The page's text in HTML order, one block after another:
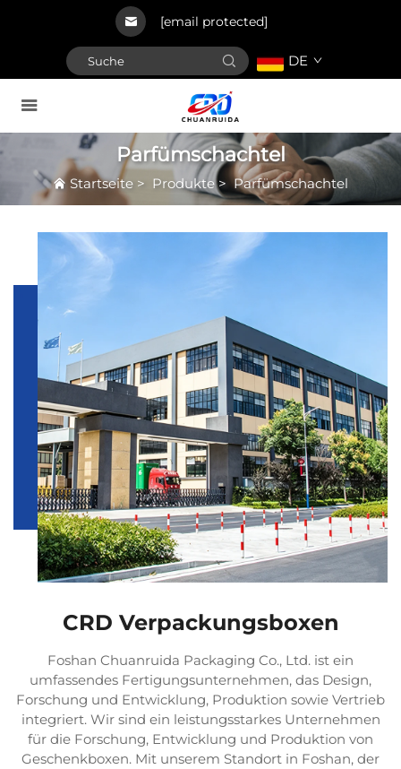
[email protected]
DE
Parfümschachtel
Startseite > Produkte>Parfümschachtel
CRD Verpackungsboxen
Foshan Chuanruida Packaging Co., Ltd. ist ein
umfassendes Fertigungsunternehmen, das Design,
Forschung und Entwicklung, Produktion sowie Vertrieb
integriert. Wir sind ein leistungsstarkes Unternehmen
für die Forschung, Entwicklung und Produktion von
Geschenkboxen. Mit unserem Standort in Foshan, der